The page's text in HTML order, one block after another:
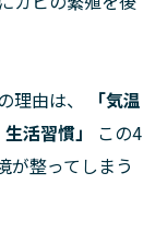
理由は、
「気温
活習慣」
この4
が整ってしまう